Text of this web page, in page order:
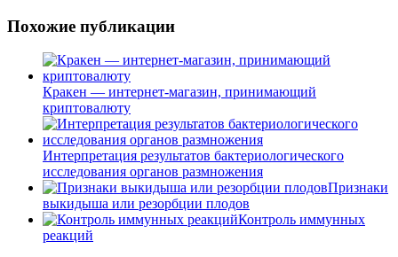
Похожие публикации
Кракен — интернет-магазин, принимающий
криптовалюту
Интерпретация результатов бактериологического
исследования органов размножения
Признаки
выкидыша или резорбции плодов
Контроль иммунных
реакций